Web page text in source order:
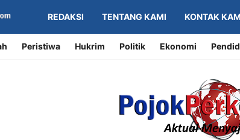
REDAKSI TENTANG KAMI KONTAK
Peristiwa Hukrim Politik Ekonomi